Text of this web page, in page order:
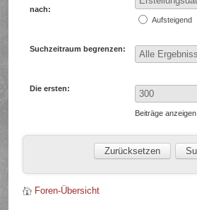
nach:
Aufsteigend
Suchzeitraum begrenzen:
Die ersten:
Beiträge anzeigen
Foren-Übersicht